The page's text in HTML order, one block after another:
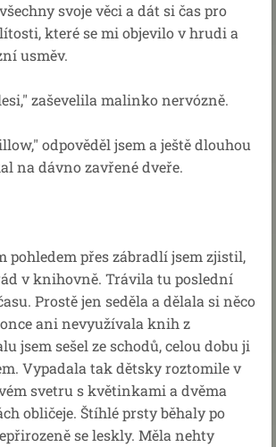
svoje věci a dát si čas pro
které se mi objevilo v hrudi a
usměv.
zaševelila malinko nervózně.
odpověděl jsem a ještě dlouhou
na dávno zavřené dveře.
pohledem přes zábradlí jsem zjistil,
v knihovně. Trávila tu poslední
Prostě jen seděla a dělala si něco
ani nevyužívala knih z
jsem sešel ze schodů, celou dobu ji
Vypadala tak dětsky roztomile v
svetru s květinkami a dvěma
obličeje. Štíhlé prsty běhaly po
se leskly. Měla nehty